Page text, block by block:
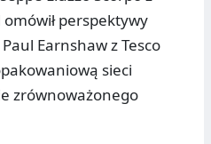
perspektywy
Earnshaw z Tesco
sieci
zrównoważonego